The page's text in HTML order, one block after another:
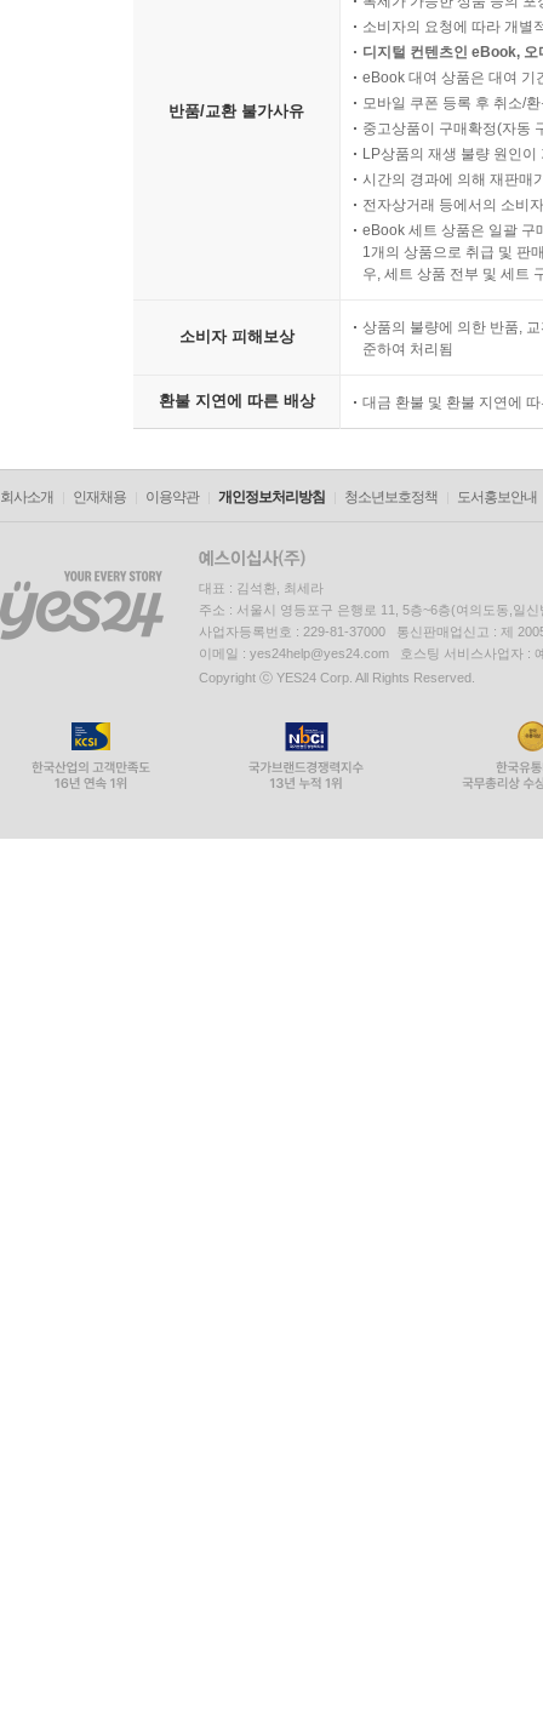
반품/교환 불가사유
소비자의 요청에 따라 개별
디지털 컨텐츠인 eBook,
eBook 대여 상품은 대여 기
모바일 쿠폰 등록 후 취소/
중고상품이 구매확정(자동
LP상품의 재생 불량 원인
시간의 경과에 의해 재판매
전자상거래 등에서의 소비
eBook 세트 상품은 일괄 구
1개의 상품으로 취급 및 판
우, 세트 상품 전부 및 세트
소비자 피해보상
상품의 불량에 의한 반품,
준하여 처리됨
환불 지연에 따른 배상 대금 환불 및 환불 지연에
회사소개 인재채용 이용약관 개인정보처리방침 청소년보호정책 도서홍보안내
대표 : 김석환, 최세라
주소 : 서울시 영등포구 은행로 11, 5층~6층(여의도동,일신
사업자등록번호 : 229-81-37000 통신판매업신고 : 제
이메일 : yes24help@yes24.com 호스팅 서비스사업자 :
Copyright ⓒ YES24 Corp. All Rights Reserved.